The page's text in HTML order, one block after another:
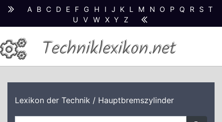
A B C D E F G H I J K L M N O P Q R S T
U
V W X Y Z
Techniklexikon.net
Lexikon der Technik / Hauptbremszylinder